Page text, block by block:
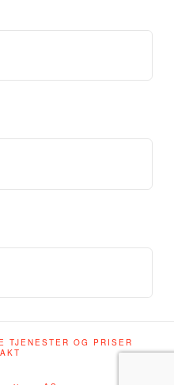
TJENESTER OG PRISER